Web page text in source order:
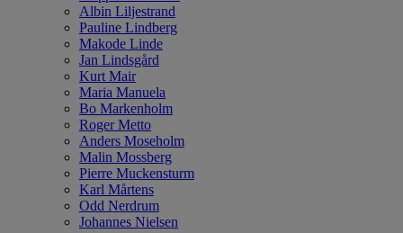
Albin Liljestrand
Pauline Lindberg
Makode Linde
Jan Lindsgård
Kurt Mair
Maria Manuela
Bo Markenholm
Roger Metto
Anders Moseholm
Malin Mossberg
Pierre Muckensturm
Karl Mårtens
Odd Nerdrum
Johannes Nielsen